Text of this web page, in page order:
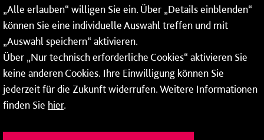
55118 Mainz
06131 - 12 78 78
Fax: 06131 - 12 78 77
„Alle erlauben“ willigen Sie ein. Über „Details einblenden“
können Sie eine individuelle Auswahl treffen und mit
„Auswahl speichern“ aktivieren.
Über „Nur technisch erforderliche Cookies“ aktivieren Sie
keine anderen Cookies. Ihre Einwilligung können Sie
jederzeit für die Zukunft widerrufen. Weitere Informationen
finden Sie hier.